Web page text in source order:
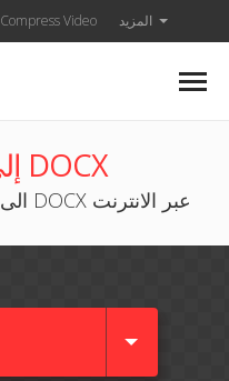
Compress Video المزيد
محول XLS إلى DOCX
تحويل جداول XLS الى مستندات DOCX عبر الانترنت